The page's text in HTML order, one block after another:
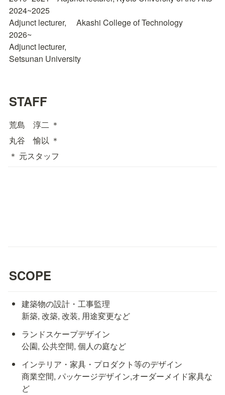
2024~2025
Adjunct lecturer, 　Akashi College of Technology
2026~
Adjunct lecturer,
Setsunan University
STAFF
荒島　淳二 ＊
丸谷　愉以 ＊
＊ 元スタッフ
SCOPE
建築物の設計・工事監理
新築, 改築, 改装, 用途変更など
ランドスケープデザイン
公園, 公共空間, 個人の庭など
インテリア・家具・プロダクト等のデザイン
商業空間, パッケージデザイン,オーダーメイド家具な
ど